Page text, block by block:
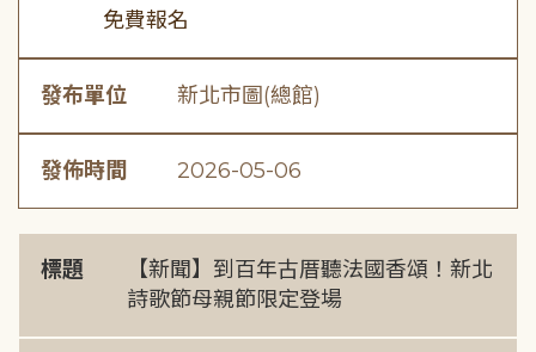
免費報名
發布單位 新北市圖(總館)
發佈時間 2026-05-06
標題
【新聞】到百年古厝聽法國香頌！新北
詩歌節母親節限定登場